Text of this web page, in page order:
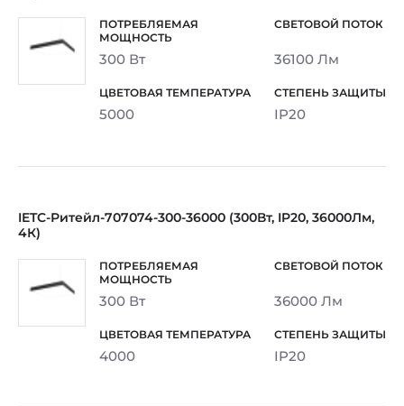
300 Вт 36100 Лм
5000 IP20
IETC-Ритейл-707074-300-36000 (300Вт, IP20, 36000Лм,
4К)
300 Вт 36000 Лм
4000 IP20